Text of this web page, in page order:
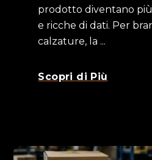
prodotto diventano
e ricche di dati. Per
calzature, la ...
Scopri di Più